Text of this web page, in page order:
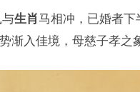
与生肖马相冲，已婚者下
渐入佳境，母慈子孝之